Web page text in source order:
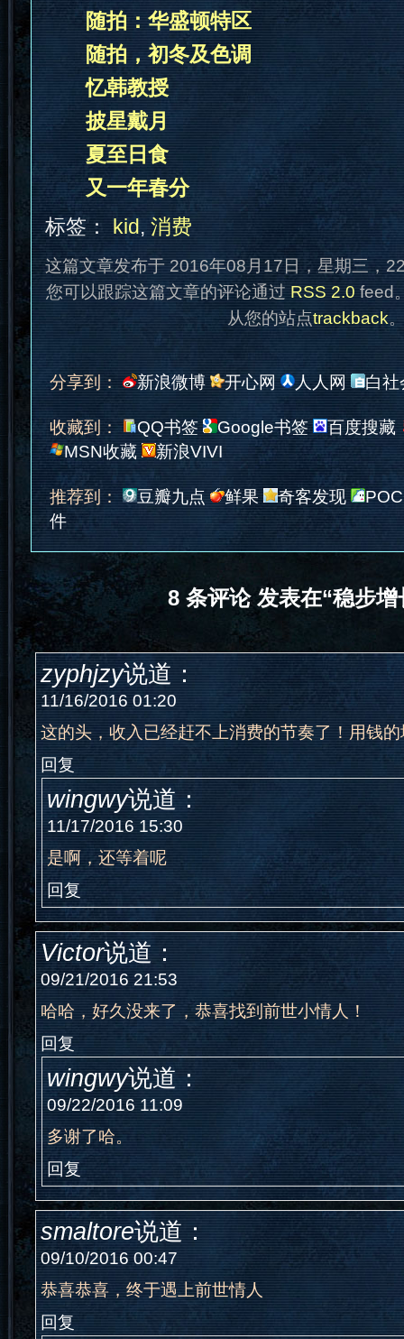
随拍：华盛顿特区
随拍，初冬及色调
忆韩教授
披星戴月
夏至日食
又一年春分
标签： kid,消费
这篇文章发布于 2016年08月17日，星期三，
您可以跟踪这篇文章的评论通过 RSS 2.0 feed
从您的站点trackback
分享到： 新浪微博 开心网 人人网 白社
收藏到： QQ书签 Google书签
百度搜藏
MSN收藏
新浪VIVI
推荐到： 豆瓣九点 鲜果 奇客发现
件
8 条评论 发表在“稳步增
zyphjzy说道：
11/16/2016 01:20
这的头，收入已经赶不上消费的节奏了！用钱
回复
wingwy说道：
11/17/2016 15:30
是啊，还等着呢
回复
Victor说道：
09/21/2016 21:53
哈哈，好久没来了，恭喜找到前世小情人！
回复
wingwy说道：
09/22/2016 11:09
多谢了哈。
回复
smaltore说道：
09/10/2016 00:47
恭喜恭喜，终于遇上前世情人
回复